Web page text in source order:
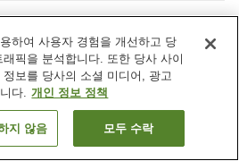
자동판매기
탁구
가와
하코네마치
객실 보기
하여 사용자 경험을 개선하고 당
픽을 분석합니다. 또한 당사 사이
보를 당사의 소셜 미디어, 광고
다. 개인 정보 정책
지 않음 모두 수락